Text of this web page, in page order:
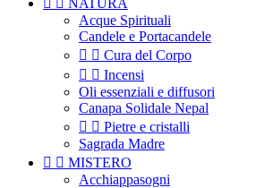
  NATURA
Acque Spirituali
Candele e Portacandele
  Cura del Corpo
  Incensi
Oli essenziali e diffusori
Canapa Solidale Nepal
  Pietre e cristalli
Sagrada Madre
  MISTERO
Acchiappasogni